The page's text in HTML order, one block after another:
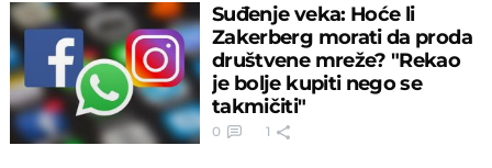
Suđenje veka: Hoće li
Zakerberg morati da proda
društvene mreže? "Rekao
je bolje kupiti nego se
takmičiti"
0 1